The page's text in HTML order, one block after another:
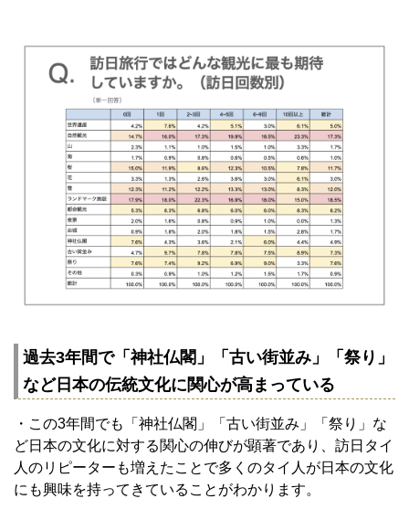
過去3年間で「神社仏閣」「古い街並み」「祭り」
など日本の伝統文化に関心が高まっている
・この3年間でも「神社仏閣」「古い街並み」「祭り」な
ど日本の文化に対する関心の伸びが顕著であり、訪日タイ
人のリピーターも増えたことで多くのタイ人が日本の文化
にも興味を持ってきていることがわかります。